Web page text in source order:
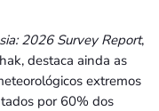
2026 Survey Report,
destaca ainda as
extremos
por 60% dos